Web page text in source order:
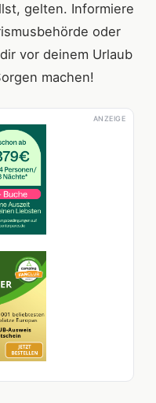
gelten. Informiere
oder
vor deinem Urlaub
machen!
ANZEIGE